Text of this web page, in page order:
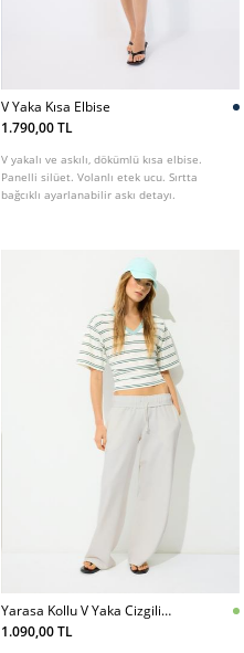
V Yaka Kısa Elbise
1.790,00 TL
V yakalı ve askılı, dökümlü kısa elbise.
Panelli silüet. Volanlı etek ucu. Sırtta
bağcıklı ayarlanabilir askı detayı.
Yarasa Kollu V Yaka Cizgili
Tshirt
1.090,00 TL